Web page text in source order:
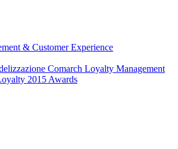
& Customer Experience
Comarch Loyalty Management
2015 Awards